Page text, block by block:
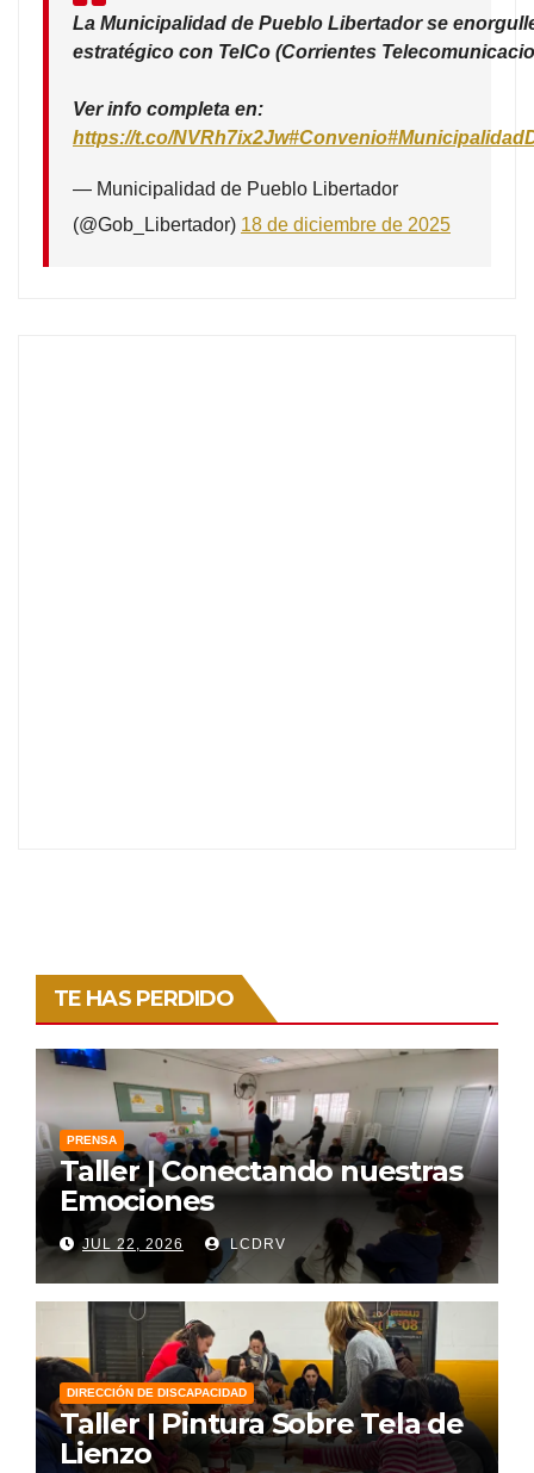
La Municipalidad de Pueblo Libertador se
estratégico con TelCo (Corrientes
Ver info completa en:
https://t.co/NVRh7ix2Jw#Convenio
— Municipalidad de Pueblo Libertador
(@Gob_Libertador) 18 de diciembre de 2025
TE HAS PERDIDO
PRENSA
Taller | Conectando nuestras
Emociones
JUL 22, 2026 LCDRV
DIRECCIÓN DE DISCAPACIDAD
Taller | Pintura Sobre Tela de
Lienzo